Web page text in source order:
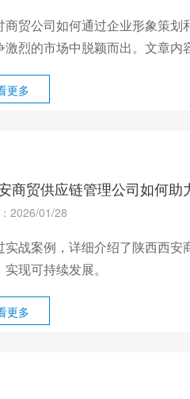
商贸公司如何通过企业形象策划
激烈的市场中脱颖而出。文章内
更多
商贸供应链管理公司如何助
2026/01/28
实战案例，详细介绍了陕西西
现可持续发展。
更多